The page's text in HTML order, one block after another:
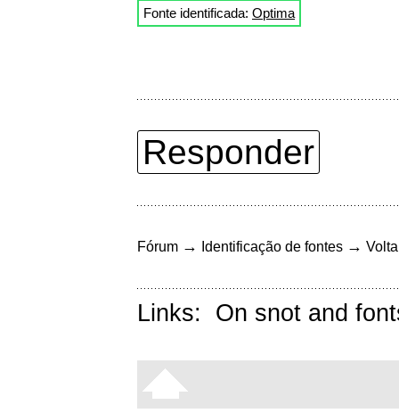
Fonte identificada: Optima
Responder
Fórum → Identificação de fontes →
Links: On snot and